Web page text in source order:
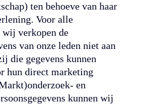
ten behoeve van haar
Voor alle
verkopen de
van onze leden niet aan
die gegevens kunnen
hun direct marketing
en
kunnen wij